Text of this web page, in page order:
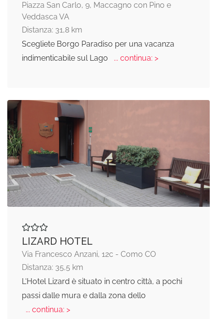
Piazza San Carlo, 9, Maccagno con Pino e
Veddasca VA
Distanza: 31,8 km
Scegliete Borgo Paradiso per una vacanza
indimenticabile sul Lago
... continua: >
LIZARD HOTEL
Via Francesco Anzani, 12c - Como CO
Distanza: 35,5 km
L‘Hotel Lizard è situato in centro città, a pochi
passi dalle mura e dalla zona dello
... continua: >